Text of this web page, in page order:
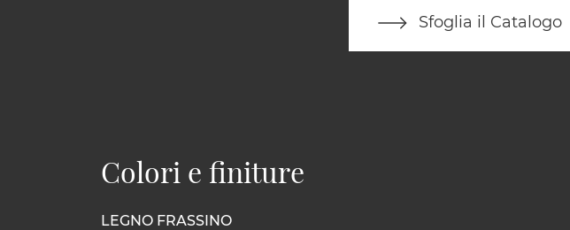
Sfoglia il Catalogo
Colori e finiture
LEGNO FRASSINO